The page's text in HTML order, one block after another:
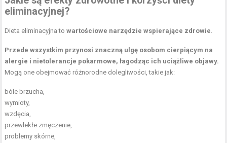
eliminacyjnej?
Dieta eliminacyjna towartościowe narzędzie wspierające zdrowie.
Przede wszystkim przynosi znaczną ulgę osobom cierpiącym na
alergie i nietolerancje pokarmowe, łagodząc ich uciążliwe objawy.
Mogą one obejmować różnorodne dolegliwości, takie jak:
bóle brzucha,
wymioty,
wzdęcia,
przewlekłe zmęczenie,
problemy skórne,